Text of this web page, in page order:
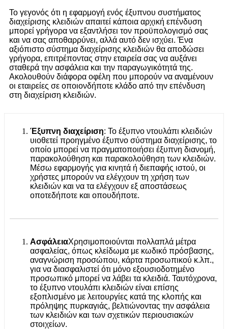
Το γεγονός ότι η εφαρμογή ενός έξυπνου συστήματος
διαχείρισης κλειδιών απαιτεί κάποια αρχική επένδυση
μπορεί γρήγορα να εξαντλήσει τον προϋπολογισμό σας
και να σας αποθαρρύνει, αλλά αυτό δεν ισχύει. Ένα
αξιόπιστο σύστημα διαχείρισης κλειδιών θα αποδώσει
γρήγορα, επιτρέποντας στην εταιρεία σας να αυξάνει
σταθερά την ασφάλεια και την παραγωγικότητά της.
Ακολουθούν διάφορα οφέλη που μπορούν να αναμένουν
οι εταιρείες σε οποιονδήποτε κλάδο από την επένδυση
στη διαχείριση κλειδιών.
Έξυπνη διαχείριση: Το έξυπνο ντουλάπι κλειδιών
υιοθετεί προηγμένο έξυπνο σύστημα διαχείρισης, το
οποίο μπορεί να πραγματοποιήσει έξυπνη διανομή,
παρακολούθηση και παρακολούθηση των κλειδιών.
Μέσω εφαρμογής για κινητά ή διεπαφής ιστού, οι
χρήστες μπορούν να ελέγχουν τη χρήση των
κλειδιών και να τα ελέγχουν εξ αποστάσεως
οποτεδήποτε και οπουδήποτε.
ΑσφάλειαΧρησιμοποιούνται πολλαπλά μέτρα
ασφαλείας, όπως κλείδωμα με κωδικό πρόσβασης,
αναγνώριση προσώπου, κάρτα προσωπικού κ.λπ.,
για να διασφαλιστεί ότι μόνο εξουσιοδοτημένο
προσωπικό μπορεί να λάβει τα κλειδιά. Ταυτόχρονα,
το έξυπνο ντουλάπι κλειδιών είναι επίσης
εξοπλισμένο με λειτουργίες κατά της κλοπής και
πρόληψης πυρκαγιάς, βελτιώνοντας την ασφάλεια
των κλειδιών και των σχετικών περιουσιακών
στοιχείων.